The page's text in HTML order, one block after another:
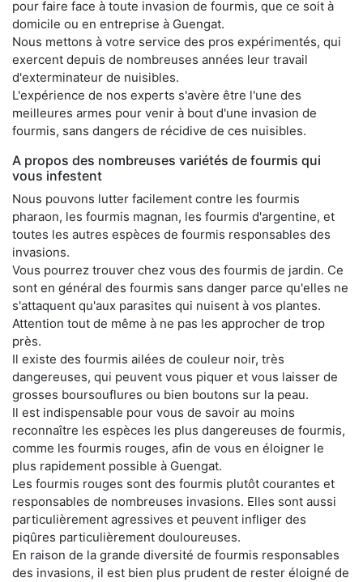
pour faire face à toute invasion de fourmis, que ce soit à
domicile ou en entreprise à Guengat.
Nous mettons à votre service des pros expérimentés, qui
exercent depuis de nombreuses années leur travail
d'exterminateur de nuisibles.
L'expérience de nos experts s'avère être l'une des
meilleures armes pour venir à bout d'une invasion de
fourmis, sans dangers de récidive de ces nuisibles.
A propos des nombreuses variétés de fourmis qui
vous infestent
Nous pouvons lutter facilement contre les fourmis
pharaon, les fourmis magnan, les fourmis d'argentine, et
toutes les autres espèces de fourmis responsables des
invasions.
Vous pourrez trouver chez vous des fourmis de jardin. Ce
sont en général des fourmis sans danger parce qu'elles ne
s'attaquent qu'aux parasites qui nuisent à vos plantes.
Attention tout de même à ne pas les approcher de trop
près.
Il existe des fourmis ailées de couleur noir, très
dangereuses, qui peuvent vous piquer et vous laisser de
grosses boursouflures ou bien boutons sur la peau.
Il est indispensable pour vous de savoir au moins
reconnaître les espèces les plus dangereuses de fourmis,
comme les fourmis rouges, afin de vous en éloigner le
plus rapidement possible à Guengat.
Les fourmis rouges sont des fourmis plutôt courantes et
responsables de nombreuses invasions. Elles sont aussi
particulièrement agressives et peuvent infliger des
piqûres particulièrement douloureuses.
En raison de la grande diversité de fourmis responsables
des invasions, il est bien plus prudent de rester éloigné de